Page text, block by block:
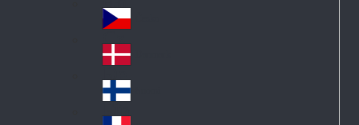
ina
Cz
ec
h
De
nm
ark
Fin